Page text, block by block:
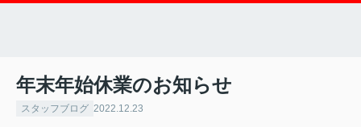
年末年始休業のお知らせ
スタッフブログ 2022.12.23